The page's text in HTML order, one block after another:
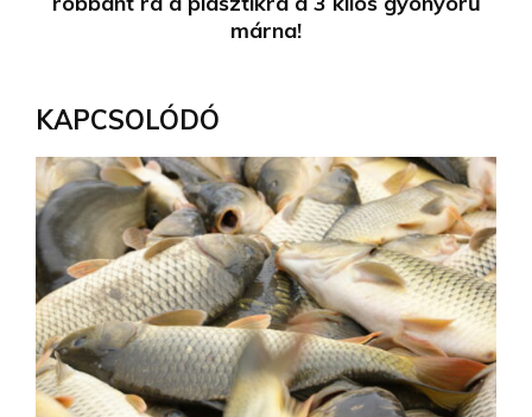
márna!
KAPCSOLÓDÓ